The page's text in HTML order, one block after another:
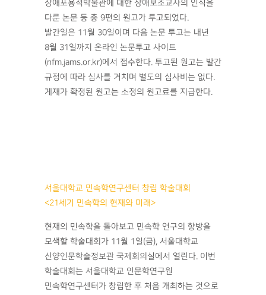
장애포용적박물관에 대한 장애보조교사의 인식을
다룬 논문 등 총 9편의 원고가 투고되었다.
발간일은 11월 30일이며 다음 논문 투고는 내년
8월 31일까지 온라인 논문투고 사이트
(nfm.jams.or.kr)에서 접수한다. 투고된 원고는 발간
규정에 따라 심사를 거치며 별도의 심사비는 없다.
게재가 확정된 원고는 소정의 원고료를 지급한다.
서울대학교 민속학연구센터 창립 학술대회
<21세기 민속학의 현재와 미래>
현재의 민속학을 돌아보고 민속학 연구의 향방을
모색할 학술대회가 11월 1일(금), 서울대학교
신양인문학술정보관 국제회의실에서 열린다. 이번
학술대회는 서울대학교 인문학연구원
민속학연구센터가 창립한 후 처음 개최하는 것으로